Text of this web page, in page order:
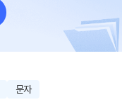
문자